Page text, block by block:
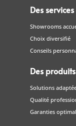
Des
Showrooms
Choix diversifié
Conseils
Des
Solutions
Qualité
Garanties